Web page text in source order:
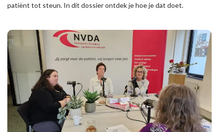
patiënt tot steun. In dit dossier ontdek je hoe je dat doet.